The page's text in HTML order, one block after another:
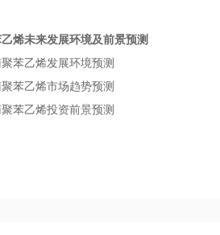
烯未来发展环境及前景预测
苯乙烯发展环境预测
苯乙烯市场趋势预测
苯乙烯投资前景预测